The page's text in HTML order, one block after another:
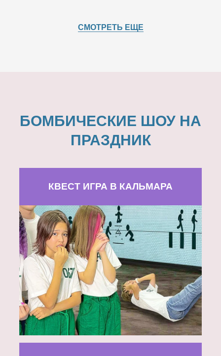
СМОТРЕТЬ ЕЩЕ
БОМБИЧЕСКИЕ ШОУ НА
ПРАЗДНИК
КВЕСТ ИГРА В КАЛЬМАРА